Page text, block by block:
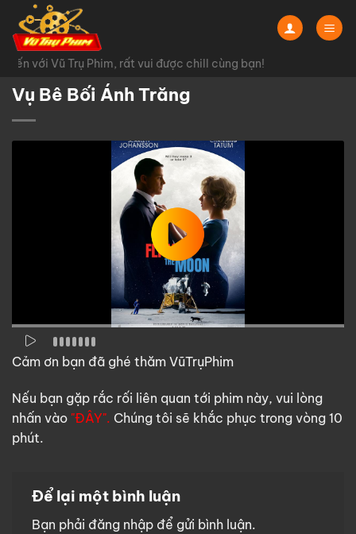
Chuyển
đến
nội
dungvới Vũ Trụ Phim, rất vui được chill cùng bạn!
Vụ Bê Bối Ánh Trăng
Cảm ơn bạn đã ghé thăm VũTrụPhim
Nếu bạn gặp rắc rối liên quan tới phim này, vui lòng
nhấn vào "ĐÂY". Chúng tôi sẽ khắc phục trong vòng 10
phút.
Để lại một bình luận
Bạn phải đăng nhập để gửi bình luận.